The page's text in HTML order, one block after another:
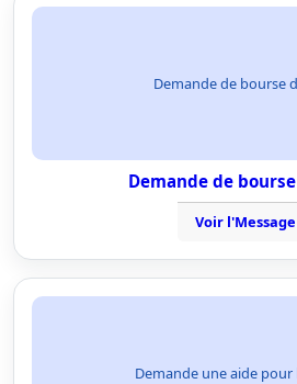
Demande de bourse
Demande de
Voir l'Message
Demande une aide pour